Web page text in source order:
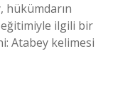
hükümdarın
ilgili bir
Atabey kelimesi